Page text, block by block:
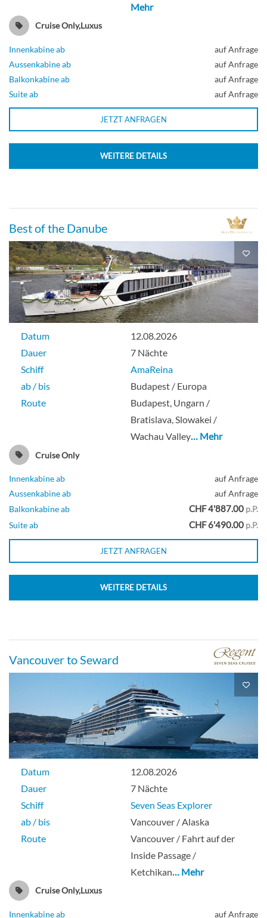
Mehr
Cruise Only,Luxus
Innenkabine ab
auf Anfrage
Aussenkabine ab
auf Anfrage
Balkonkabine ab
auf Anfrage
Suite ab
auf Anfrage
JETZT ANFRAGEN
WEITERE DETAILS
Best of the Danube
Datum
12.08.2026
Dauer
7 Nächte
Schiff
AmaReina
ab / bis
Budapest / Europa
Route
Budapest, Ungarn /
Bratislava, Slowakei /
Wachau Valley… Mehr
Cruise Only
Innenkabine ab
auf Anfrage
Aussenkabine ab
auf Anfrage
Balkonkabine ab
CHF 4'887.00 p.P.
Suite ab
CHF 6'490.00 p.P.
JETZT ANFRAGEN
WEITERE DETAILS
Vancouver to Seward
Datum
12.08.2026
Dauer
7 Nächte
Schiff
Seven Seas Explorer
ab / bis
Vancouver / Alaska
Route
Vancouver / Fahrt auf der
Inside Passage /
Ketchikan… Mehr
Cruise Only,Luxus
Innenkabine ab auf Anfrage